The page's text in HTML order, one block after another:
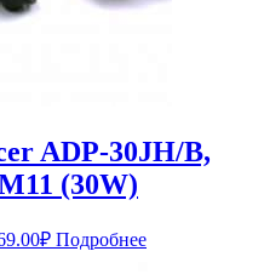
ADP-30JH/B,
(30W)
₽Текущая
цена:
Подробнее